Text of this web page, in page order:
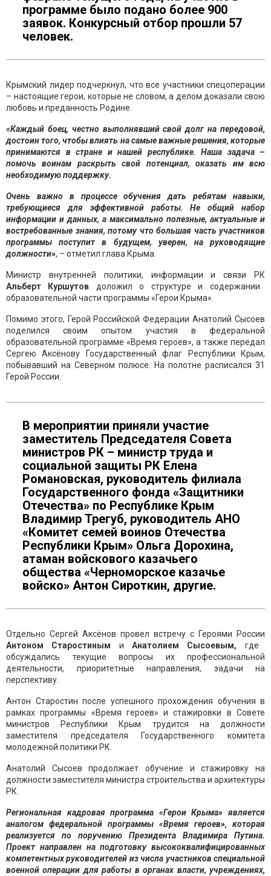
программе было подано более 900
заявок. Конкурсный отбор прошли 57
человек.
Крымский лидер подчеркнул, что все участники спецоперации
– настоящие герои, которые не словом, а делом доказали свою
любовь и преданность Родине.
«Каждый боец, честно выполнявший свой долг на передовой,
достоин того, чтобы влиять на самые важные решения, которые
принимаются в стране и нашей республике. Наша задача –
помочь воинам раскрыть свой потенциал, оказать им всю
необходимую поддержку.
Очень важно в процессе обучения дать ребятам навыки,
требующиеся для эффективной работы. Не общий набор
информации и данных, а максимально полезные, актуальные и
востребованные знания, потому что большая часть участников
программы поступит в будущем, уверен, на руководящие
должности», – отметил глава Крыма.
Министр внутренней политики, информации и связи РК
Альберт Куршутов доложил о структуре и содержании
образовательной части программы «Герои Крыма».
Помимо этого, Герой Российской Федерации Анатолий Сысоев
поделился своим опытом участия в федеральной
образовательной программе «Время героев», а также передал
Сергею Аксёнову Государственный флаг Республики Крым,
побывавший на Северном полюсе. На полотне расписался 31
Герой России.
В мероприятии приняли участие
заместитель Председателя Совета
министров РК – министр труда и
социальной защиты РК Елена
Романовская, руководитель филиала
Государственного фонда «Защитники
Отечества» по Республике Крым
Владимир Трегуб, руководитель АНО
«Комитет семей воинов Отечества
Республики Крым» Ольга Дорохина,
атаман войскового казачьего
общества «Черноморское казачье
войско» Антон Сироткин, другие.
Отдельно Сергей Аксёнов провел встречу с Героями России
Антоном Старостиным иАнатолием Сысоевым, где
обсуждались текущие вопросы их профессиональной
деятельности, приоритетные направления, задачи на
перспективу.
Антон Старостин после успешного прохождения обучения в
рамках программы «Время героев» и стажировки в Совете
министров Республики Крым трудится на должности
заместителя председателя Государственного комитета
молодежной политики РК.
Анатолий Сысоев продолжает обучение и стажировку на
должности заместителя министра строительства и архитектуры
РК.
Региональная кадровая программа «Герои Крыма» является
аналогом федеральной программы «Время героев», которая
реализуется по поручению Президента Владимира Путина.
Проект направлен на подготовку высококвалифицированных
компетентных руководителей из числа участников специальной
военной операции для работы в органах власти, учреждениях,